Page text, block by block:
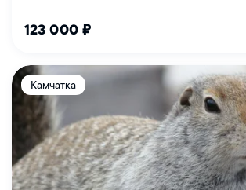
123 000 ₽
Камчатка